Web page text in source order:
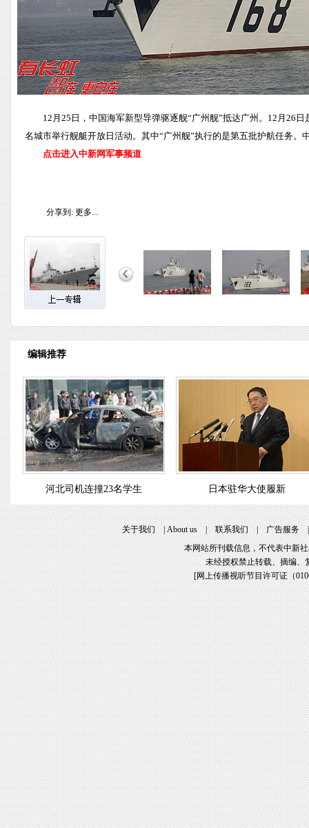
12月25日，中国海军新型导弹驱逐舰“广州舰”抵达广州。12月26
名城市举行舰艇开放日活动。其中“广州舰”执行的是第五批护航任务。
点击进入中新网军事频道
分享到: 更多...
编辑推荐
河北司机连撞23名学生 日本驻华大使履新
关于我们|About us|联系我们|广告服务
本网站所刊载信息，不代表中新
未经授权禁止转载、摘编、
[网上传播视听节目许可证（